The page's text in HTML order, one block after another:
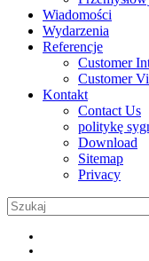
Wiadomości
Wydarzenia
Referencje
Customer
Customer
Kontakt
Contact Us
politykę
Download
Sitemap
Privacy